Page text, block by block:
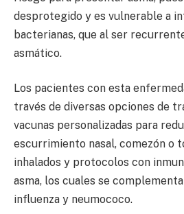
desprotegido y es vulnerable a
bacterianas, que al ser
asmático.
Los pacientes con esta
través de diversas opciones de
vacunas personalizadas para
escurrimiento nasal, comezón o
inhalados y protocolos con
asma, los cuales se
influenza y neumococo.